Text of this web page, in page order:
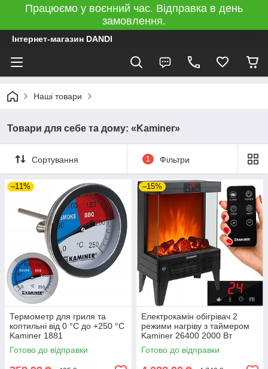
Працюємо у воєнний час. Відправка в день
замовлення.
Інтернет-магазин DANDI
Наші товари
Товари для себе та дому: «Kaminer»
Сортування 1 Фільтри
–11%
Термометр для гриля та
коптильні від 0 °C до +250 °C
Kaminer 1881
Готово до відправки
–15%
Електрокамін обігрівач 2
режими нагріву з таймером
Kaminer 26400 2000 Вт
Готово до відправки